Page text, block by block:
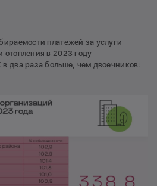
платежей за услуги
отопления в 2023 году
два раза больше, чем двоечников: